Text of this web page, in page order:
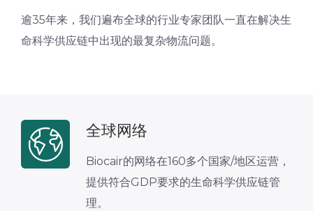
逾35年来，我们遍布全球的行业专家团队一直在解决生
命科学供应链中出现的最复杂物流问题。
全球网络
Biocair的网络在160多个国家/地区运营，
提供符合GDP要求的生命科学供应链管
理。